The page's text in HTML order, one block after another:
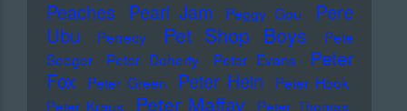
Peaches Pearl Jam Peggy Gou
Pere
Ubu
Perrecy Pet Shop Boys
Pete
Seeger
Peter Doherty Peter Evans
Peter
Fox
Peter Green Peter Hein
Peter Hook
Peter Kraus
Peter Maffay
Peter Thomas